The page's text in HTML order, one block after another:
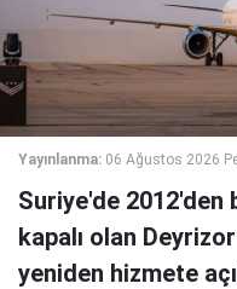
Yayınlanma: 06 Ağustos 2026
Suriye'de 2012'den
kapalı olan
yeniden hizmete